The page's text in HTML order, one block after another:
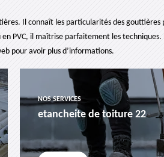
Il connaît les particularités des
PVC, il maîtrise parfaitement les
pour avoir plus d’informations.
NOS SERVICES
etancheite de toiture 22